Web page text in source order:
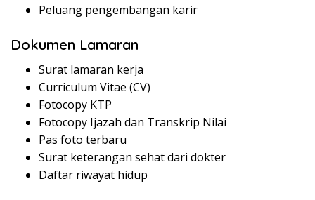
Peluang pengembangan karir
Dokumen Lamaran
Surat lamaran kerja
Curriculum Vitae (CV)
Fotocopy KTP
Fotocopy Ijazah dan Transkrip Nilai
Pas foto terbaru
Surat keterangan sehat dari dokter
Daftar riwayat hidup